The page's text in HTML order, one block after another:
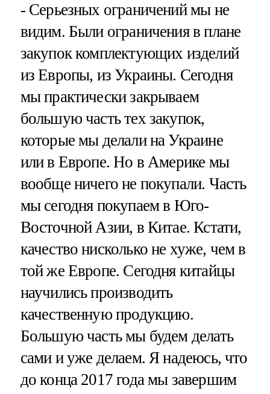
- Серьезных ограничений мы не
видим. Были ограничения в плане
закупок комплектующих изделий
из Европы, из Украины. Сегодня
мы практически закрываем
большую часть тех закупок,
которые мы делали на Украине
или в Европе. Но в Америке мы
вообще ничего не покупали. Часть
мы сегодня покупаем в Юго-
Восточной Азии, в Китае. Кстати,
качество нисколько не хуже, чем в
той же Европе. Сегодня китайцы
научились производить
качественную продукцию.
Большую часть мы будем делать
сами и уже делаем. Я надеюсь, что
до конца 2017 года мы завершим